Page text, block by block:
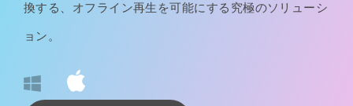
換する、オフライン再生を可能にする究極のソリューシ
ョン。